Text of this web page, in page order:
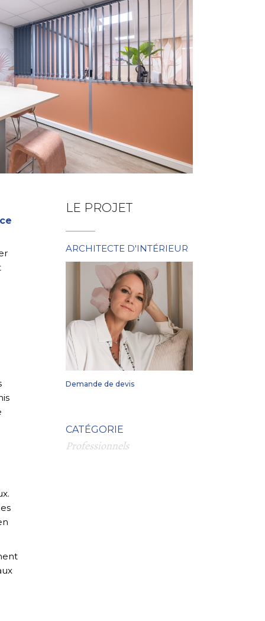
LE PROJET
ARCHITECTE D'INTÉRIEUR
Demande de devis
CATÉGORIE
Professionnels